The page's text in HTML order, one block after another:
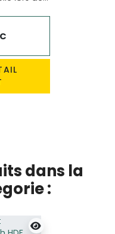
dans la
: